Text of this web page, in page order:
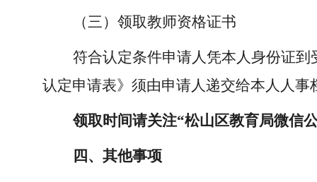
（三）领取教师资格证书
符合认定条件申请人凭本人身份证
认定申请表》须由申请人递交给本人人
领取时间请关注“松山区教育局微信
四、其他事项